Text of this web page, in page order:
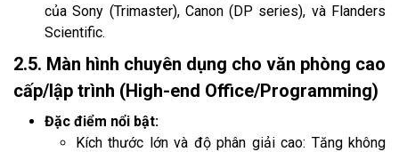
của Sony (Trimaster), Canon (DP series), và Flanders
Scientific.
2.5. Màn hình chuyên dụng cho văn phòng cao
cấp/lập trình (High-end Office/Programming)
Đặc điểm nổi bật:
Kích thước lớn và độ phân giải cao: Tăng không